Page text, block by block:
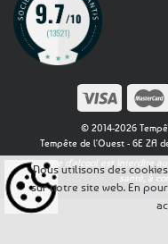
© 2014-2026
Tempête de l'Ouest - 6E ZA
La vente d'alcool est interdite
santé, à
Nous utilisons des
sur notre site web. En